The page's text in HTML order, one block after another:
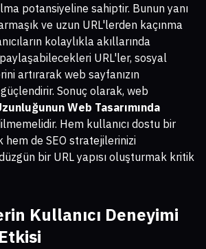
potansiyeline sahiptir. Bunun yanı
ve uzun URL'lerden kaçınma
kolaylıkla akıllarında
URL'ler, sosyal
artırarak web sayfanızın
Sonuç olarak, web
Web Tasarımında
Hem kullanıcı dostu bir
hem de SEO stratejilerinizi
bir URL yapısı oluşturmak kritik
Kullanıcı Deneyimi